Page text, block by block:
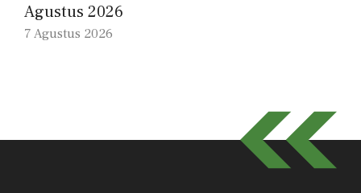
Agustus 2026
7 Agustus 2026